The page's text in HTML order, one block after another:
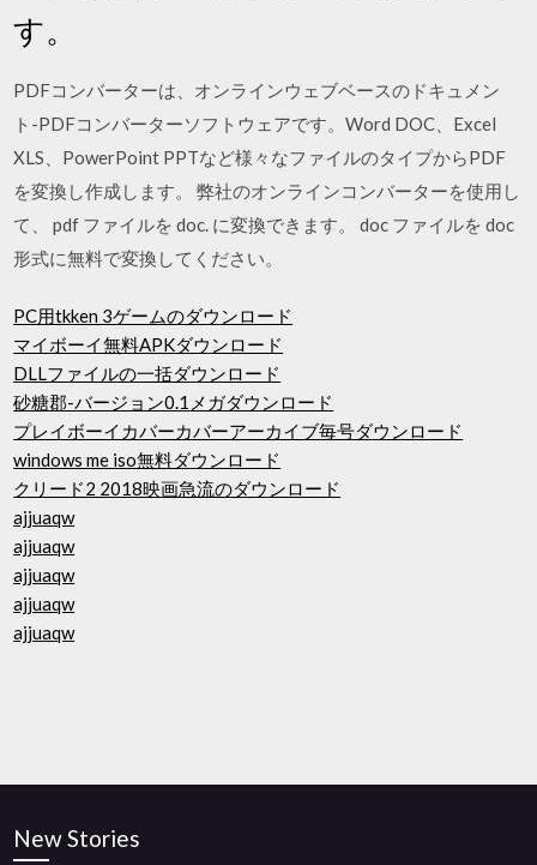
す。
PDFコンバーターは、オンラインウェブベースのドキュメン
ト-PDFコンバーターソフトウェアです。Word DOC、Excel
XLS、PowerPoint PPTなど様々なファイルのタイプからPDF
を変換し作成します。 弊社のオンラインコンバーターを使用し
て、 pdf ファイルを doc. に変換できます。 doc ファイルを doc
形式に無料で変換してください。
PC用tkken 3ゲームのダウンロード
マイボーイ無料APKダウンロード
DLLファイルの一括ダウンロード
砂糖郡-バージョン0.1メガダウンロード
プレイボーイカバーカバーアーカイブ毎号ダウンロード
windows me iso無料ダウンロード
クリード2 2018映画急流のダウンロード
ajjuaqw
ajjuaqw
ajjuaqw
ajjuaqw
ajjuaqw
New Stories